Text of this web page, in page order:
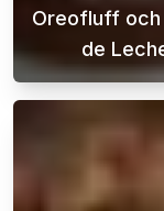
Oreofluff och
de
Den